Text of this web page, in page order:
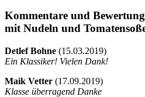
Kommentare und
mit Nudeln und
Detlef Bohne (15.03.2019)
Ein Klassiker! Vielen Dank!
Maik Vetter (17.09.2019)
Klasse überragend Danke